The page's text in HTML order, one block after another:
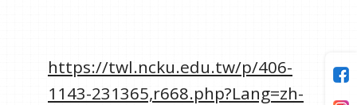
https://twl.ncku.edu.tw/p/406-
1143-231365,r668.php?Lang=zh-